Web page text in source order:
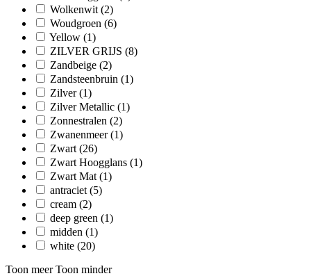
Wolkenwit (2)
Woudgroen (6)
Yellow (1)
ZILVER GRIJS (8)
Zandbeige (2)
Zandsteenbruin (1)
Zilver(1)
Zilver Metallic (1)
Zonnestralen (2)
Zwanenmeer(1)
Zwart (26)
Zwart Hoogglans (1)
Zwart Mat (1)
antraciet (5)
cream (2)
deep green (1)
midden (1)
white (20)
Toon meer Toon minder